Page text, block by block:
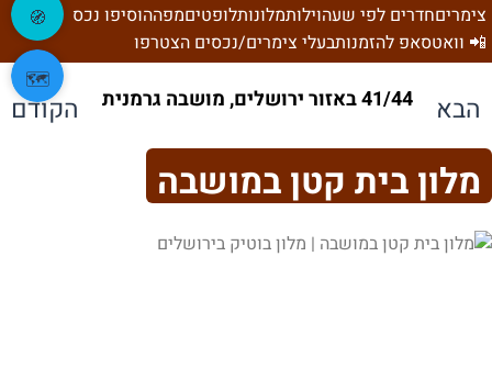
צימריםחדרים לפי שעהוילותמלונותלופטיםמפההוסיפו נכס
📲 וואטסאפ להזמנותבעלי צימרים/נכסים הצטרפו
הבא 41/44 באזור ירושלים, מושבה גרמנית הקודם
מלון בית קטן במושבה
🧭
🗺️